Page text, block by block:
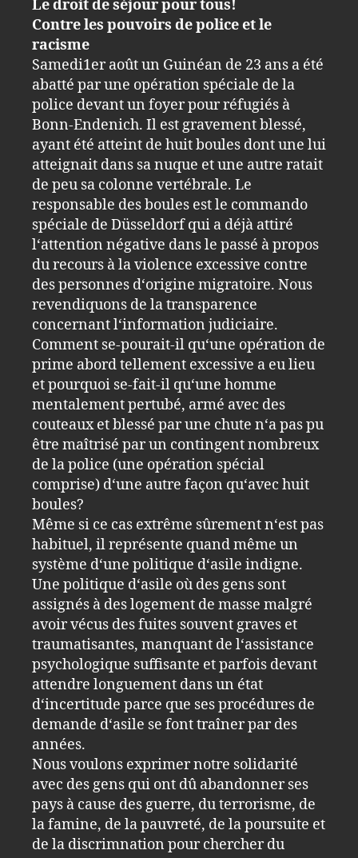
Le droit de séjour pour tous!
Contre les pouvoirs de police et le
racisme
Samedi1er août un Guinéan de 23 ans a été
abatté par une opération spéciale de la
police devant un foyer pour réfugiés à
Bonn-Endenich. Il est gravement blessé,
ayant été atteint de huit boules dont une lui
atteignait dans sa nuque et une autre ratait
de peu sa colonne vertébrale. Le
responsable des boules est le commando
spéciale de Düsseldorf qui a déjà attiré
l‘attention négative dans le passé à propos
du recours à la violence excessive contre
des personnes d‘origine migratoire. Nous
revendiquons de la transparence
concernant l‘information judiciaire.
Comment se-pourait-il qu‘une opération de
prime abord tellement excessive a eu lieu
et pourquoi se-fait-il qu‘une homme
mentalement pertubé, armé avec des
couteaux et blessé par une chute n‘a pas pu
être maîtrisé par un contingent nombreux
de la police (une opération spécial
comprise) d‘une autre façon qu‘avec huit
boules?
Même si ce cas extrême sûrement n‘est pas
habituel, il représente quand même un
système d‘une politique d‘asile indigne.
Une politique d‘asile où des gens sont
assignés à des logement de masse malgré
avoir vécus des fuites souvent graves et
traumatisantes, manquant de l‘assistance
psychologique suffisante et parfois devant
attendre longuement dans un état
d‘incertitude parce que ses procédures de
demande d‘asile se font traîner par des
années.
Nous voulons exprimer notre solidarité
avec des gens qui ont dû abandonner ses
pays à cause des guerre, du terrorisme, de
la famine, de la pauvreté, de la poursuite et
de la discrimnation pour chercher du